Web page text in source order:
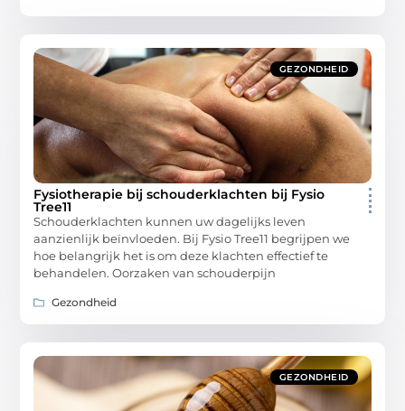
GEZONDHEID
Fysiotherapie bij schouderklachten bij Fysio
Tree11
Schouderklachten kunnen uw dagelijks leven
aanzienlijk beïnvloeden. Bij Fysio Tree11 begrijpen we
hoe belangrijk het is om deze klachten effectief te
behandelen.​ Oorzaken van schouderpijn
Gezondheid
GEZONDHEID